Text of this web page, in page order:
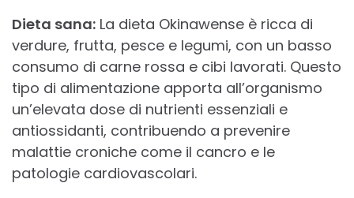
Dieta sana: La dieta Okinawense è ricca di
verdure, frutta, pesce e legumi, con un basso
consumo di carne rossa e cibi lavorati. Questo
tipo di alimentazione apporta all’organismo
un’elevata dose di nutrienti essenziali e
antiossidanti, contribuendo a prevenire
malattie croniche come il cancro e le
patologie cardiovascolari.